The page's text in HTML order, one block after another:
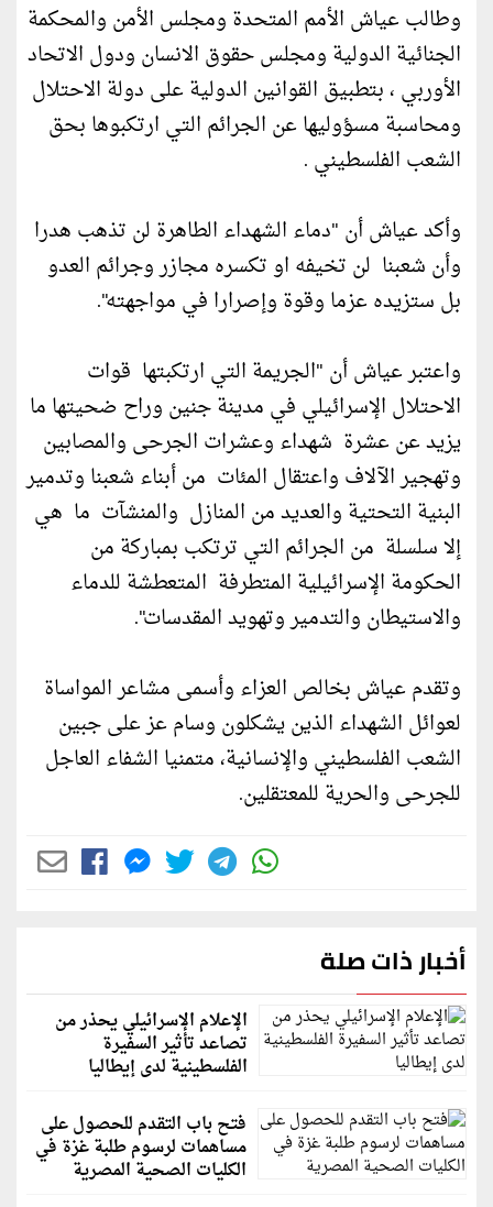
وطالب عياش الأمم المتحدة ومجلس الأمن والمحكمة
الجنائية الدولية ومجلس حقوق الانسان ودول الاتحاد
الأوربي ، بتطبيق القوانين الدولية على دولة الاحتلال
ومحاسبة مسؤوليها عن الجرائم التي ارتكبوها بحق
الشعب الفلسطيني .
وأكد عياش أن "دماء الشهداء الطاهرة لن تذهب هدرا
وأن شعبنا لن تخيفه او تكسره مجازر وجرائم العدو
بل ستزيده عزما وقوة وإصرارا في مواجهته".
واعتبر عياش أن "الجريمة التي ارتكبتها قوات
الاحتلال الإسرائيلي في مدينة جنين وراح ضحيتها ما
يزيد عن عشرة شهداء وعشرات الجرحى والمصابين
وتهجير الآلاف واعتقال المئات من أبناء شعبنا وتدمير
البنية التحتية والعديد من المنازل والمنشآت ما هي
إلا سلسلة من الجرائم التي ترتكب بمباركة من
الحكومة الإسرائيلية المتطرفة المتعطشة للدماء
والاستيطان والتدمير وتهويد المقدسات".
وتقدم عياش بخالص العزاء وأسمى مشاعر المواساة
لعوائل الشهداء الذين يشكلون وسام عز على جبين
الشعب الفلسطيني والإنسانية، متمنيا الشفاء العاجل
للجرحى والحرية للمعتقلين.
أخبار ذات صلة
الإعلام الإسرائيلي يحذر من
تصاعد تأثير السفيرة
الفلسطينية لدى إيطاليا
فتح باب التقدم للحصول على
مساهمات لرسوم طلبة غزة في
الكليات الصحية المصرية